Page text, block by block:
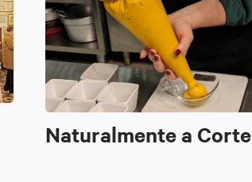
Naturalmente a Corte